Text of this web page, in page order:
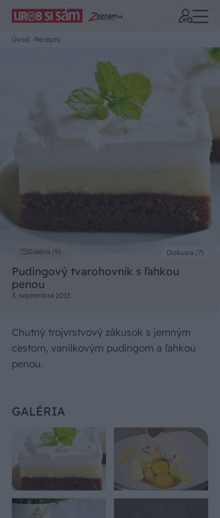
Úvod Recepty
Galéria (9)
Pudingový tvarohovník s ľahkou
penou
3. septembra 2013
Diskusia (7)
Chutný trojvrstvový zákusok s jemným
cestom, vanilkovým pudingom a ľahkou
penou.
GALÉRIA